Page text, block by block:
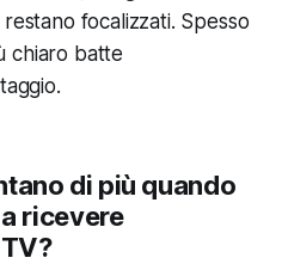
focalizzati. Spesso
chiaro batte
di più quando
ricevere